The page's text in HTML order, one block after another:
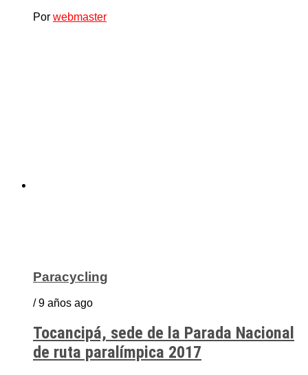
Por webmaster
Paracycling
/ 9 años ago
Tocancipá, sede de la Parada Nacional
de ruta paralímpica 2017